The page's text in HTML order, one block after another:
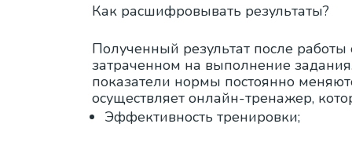
Как расшифровывать результаты?
Полученный результат после
затраченном на выполнение
показатели нормы постоянно
осуществляет онлайн-тренажер,
Эффективность тренировки;